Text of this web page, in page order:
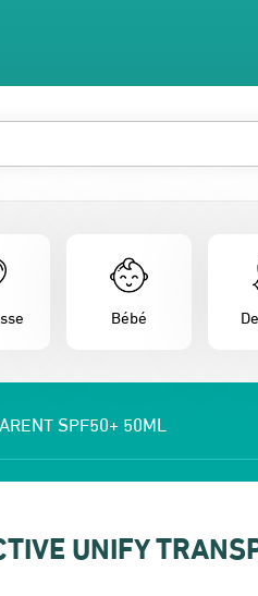
Bébé
SPF50+ 50ML
UNIFY